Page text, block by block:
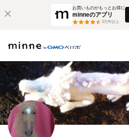
お買いものがもっとお得に
minneのアプリ
3万件以上